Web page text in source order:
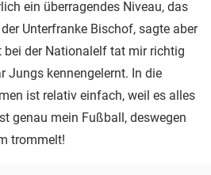
ein überragendes Niveau, das
Unterfranke Bischof, sagte aber
bei der Nationalelf tat mir richtig
Jungs kennengelernt. In die
ist relativ einfach, weil es alles
genau mein Fußball, deswegen
trommelt!